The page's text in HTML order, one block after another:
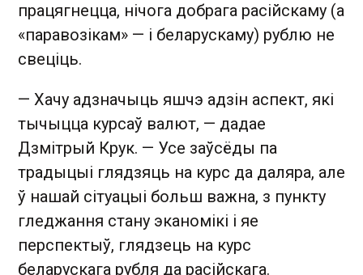
працягнецца, нічога добрага расійскаму (а
«паравозікам» — і беларускаму) рублю не
свеціць.
— Хачу адзначыць яшчэ адзін аспект, які
тычыцца курсаў валют, — дадае
Дзмітрый Крук. — Усе заўсёды па
традыцыі глядзяць на курс да даляра, але
ў нашай сітуацыі больш важна, з пункту
гледжання стану эканомікі і яе
перспектыў, глядзець на курс
беларускага рубля да расійскага.